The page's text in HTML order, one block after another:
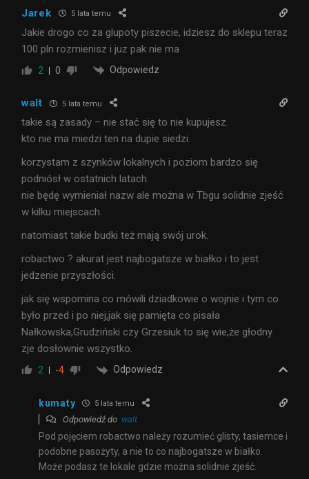
Jarek 5 lata temu
Jakie drogo co za glupoty piszecie, idziesz do sklepu teraz
100 pln rozmienisz i juz pak nie ma
2 0 Odpowiedz
walt 5 lata temu
takie są zasady – nie stać się to nie kupujesz.
kto nie ma miedzi ten na dupie siedzi.
korzystam z szynków lokalnych i poziom bardzo się
podniósł w ostatnich latach.
nie będę wymieniał nazw ale można w Tbgu solidnie zjeść
w kilku miejscach.
natomiast takie budki też mają swój urok.
robactwo ? akurat jest najbogatsze w białko i to jest
jedzenie przyszłości.
jak się wspomina co mówili dziadkowie o wojnie i tym co
było przed i po niej,jak się pamięta co pisała
Nałkowska,Grudziński czy Grzesiuk to się wie,że głodny
zje dosłownie wszystko.
2 -4 Odpowiedz
kumaty 5 lata temu
Odpowiedź do walt
Pod pojęciem robactwo należy rozumieć glisty, tasiemce i
podobne pasożyty, a nie to co najbogatsze w białko.
Może podasz te lokale gdzie można solidnie zjeść.